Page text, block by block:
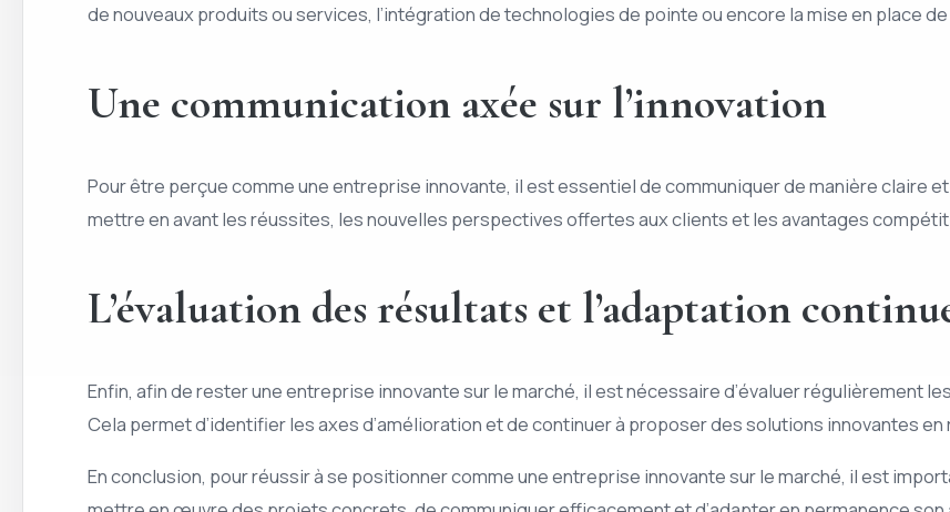
de nouveaux produits ou services, l’intégration de technologies de pointe ou encore la mise en place
Une communication axée sur l’innovation
Pour être perçue comme une entreprise innovante, il est essentiel de communiquer de manière claire
mettre en avant les réussites, les nouvelles perspectives offertes aux clients et les avantages
L’évaluation des résultats et l’adaptation
Enfin, afin de rester une entreprise innovante sur le marché, il est nécessaire d’évaluer régulièrement
Cela permet d’identifier les axes d’amélioration et de continuer à proposer des solutions innovantes
En conclusion, pour réussir à se positionner comme une entreprise innovante sur le marché, il est